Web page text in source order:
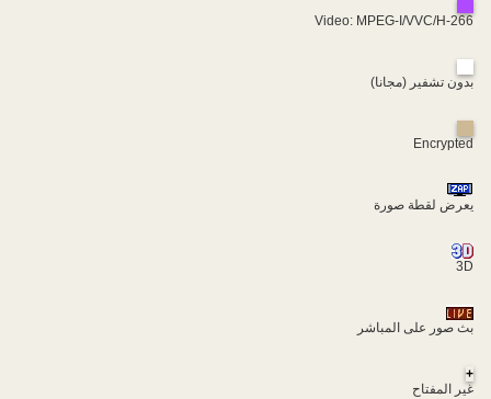
Video: MPEG-I/VVC/H-266
بدون تشفير (مجانا)
Encrypted
يعرض لقطة صورة
3D
بث صور على المباشر
+
غير المفتاح